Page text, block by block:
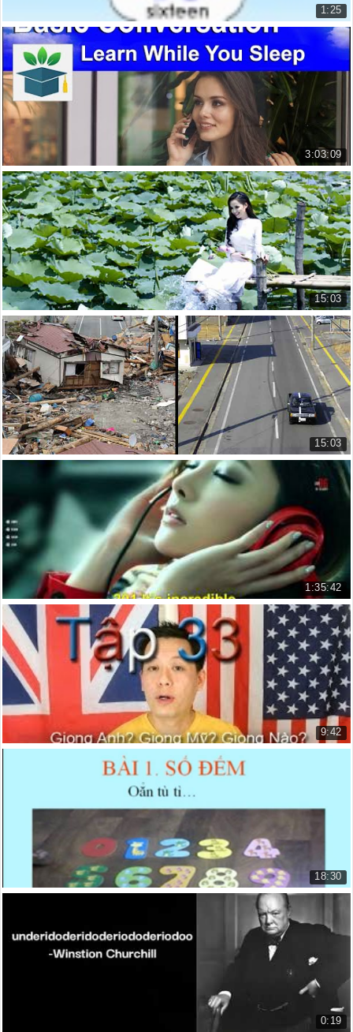
1:25
Học tiếng Anh Số đếm 11-20 Bé học cùng máy bay...
Numbers 11-20 Learning For Kids ...
30.001 lượt xem
3:03:09
Ngủ học cùng Toomva
Luyện nghe tiếng Anh trong lúc N...
44.759 lượt xem
15:03
Luyện nghe tiếng Anh theo chủ đề: Áo dài Việt ...
Luyện nghe tiếng Anh theo chủ đề...
135.107 lượt xem
15:03
luyện nghe tiếng anh theo chủ đề Japan In Reco...
Luyện Nghe tiếng anh chủ đề Japa...
116.629 lượt xem
1:35:42
365 Câu - Luyện nghe tiếng Anh căn bản
Luyện nghe hàng ngày
510.196 lượt xem
9:42
1. Nên học nói tiếng Anh theo giọng Anh hay Mỹ...
1. Nên học nói tiếng Anh theo gi...
18:30
16.391 lượt xem
0:19